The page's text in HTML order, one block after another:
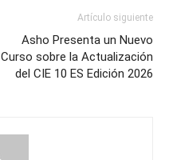
Artículo siguiente
Asho Presenta un Nuevo
Curso sobre la Actualización
del CIE 10 ES Edición 2026